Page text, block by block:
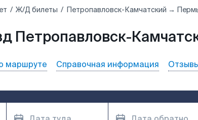
Ж/Д билеты Петропавловск-Камчатский →
Петропавловск-
маршруте Справочная информация